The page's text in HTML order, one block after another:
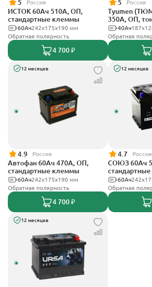
5 Россия
ИСТОК 60Ач 510А, ОП,
стандартные клеммы
242x175x190 мм
60Ач
Обратная полярность
4 700 ₽
5 Россия
Tyumen
350А, ОП,
40Ач
Обратная
12 месяцев
4.9 Россия
Автофан 60Ач 470А, ОП,
стандартные клеммы
242х175х190 мм
60Ач
Обратная полярность
4 700 ₽
12 месяцев
4.7 Россия
СОЮЗ 60Ач
60Ач
Обратная
12 месяцев